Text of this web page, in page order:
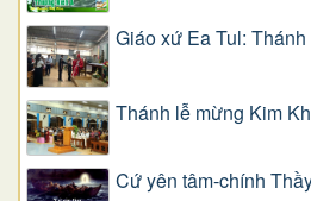
Giáo xứ Ea Tul:
Thánh lễ mừng Kim
Cứ yên tâm-chính